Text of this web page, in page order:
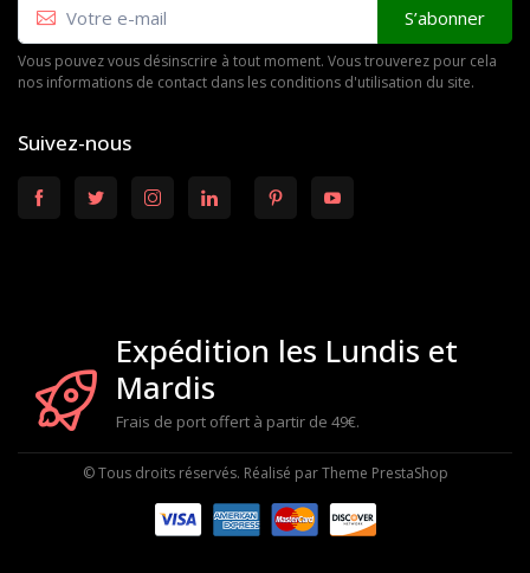
S’abonner
Vous pouvez vous désinscrire à tout moment. Vous trouverez pour cela
nos informations de contact dans les conditions d'utilisation du site.
Suivez-nous
Expédition les Lundis et
Mardis
Frais de port offert à partir de 49€.
© Tous droits réservés. Réalisé parTheme PrestaShop